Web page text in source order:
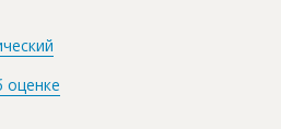
оценке